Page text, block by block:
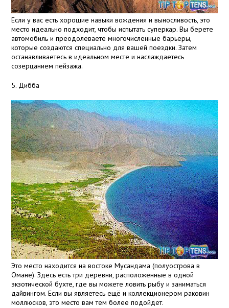
Если у вас есть хорошие навыки вождения и выносливость, это
место идеально подходит, чтобы испытать суперкар. Вы берете
автомобиль и преодолеваете многочисленные барьеры,
которые создаются специально для вашей поездки. Затем
останавливаетесь в идеальном месте и наслаждаетесь
созерцанием пейзажа.
5. Дибба
Это место находится на востоке Мусандама (полуострова в
Омане). Здесь есть три деревни, расположенные в одной
экзотической бухте, где вы можете ловить рыбу и заниматься
дайвингом. Если вы являетесь ещё и коллекционером раковин
моллюсков, это место вам тем более подойдет.